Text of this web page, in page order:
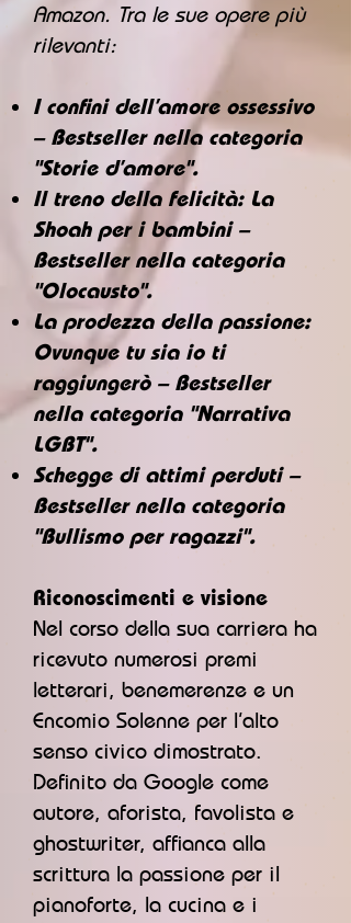
Amazon. Tra le sue opere più
rilevanti:
I confini dell’amore ossessivo
– Bestseller nella categoria
"Storie d’amore".
Il treno della felicità: La
Shoah per i bambini –
Bestseller nella categoria
"Olocausto".
La prodezza della passione:
Ovunque tu sia io ti
raggiungerò – Bestseller
nella categoria "Narrativa
LGBT".
Schegge di attimi perduti –
Bestseller nella categoria
"Bullismo per ragazzi".
Riconoscimenti e visione
Nel corso della sua carriera ha
ricevuto numerosi premi
letterari, benemerenze e un
Encomio Solenne per l’alto
senso civico dimostrato.
Definito da Google come
autore, aforista, favolista e
ghostwriter, affianca alla
scrittura la passione per il
pianoforte, la cucina e i